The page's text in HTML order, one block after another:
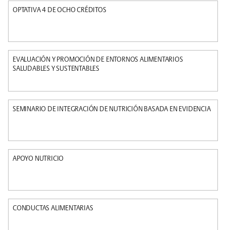
OPTATIVA 4 DE OCHO CRÉDITOS
EVALUACIÓN Y PROMOCIÓN DE ENTORNOS ALIMENTARIOS
SALUDABLES Y SUSTENTABLES
SEMINARIO DE INTEGRACIÓN DE NUTRICIÓN BASADA EN EVIDENCIA
APOYO NUTRICIO
CONDUCTAS ALIMENTARIAS